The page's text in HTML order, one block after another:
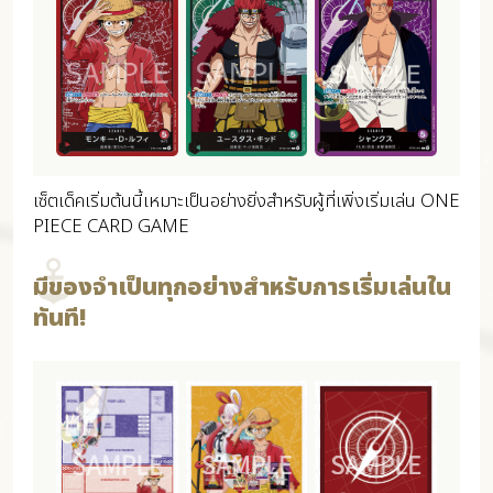
เซ็ตเด็คเริ่มต้นนี้เหมาะเป็นอย่างยิ่งสำหรับผู้ที่เพิ่งเริ่มเล่น ONE
PIECE CARD GAME
มีของจำเป็นทุกอย่างสำหรับการเริ่มเล่นใน
ทันที!